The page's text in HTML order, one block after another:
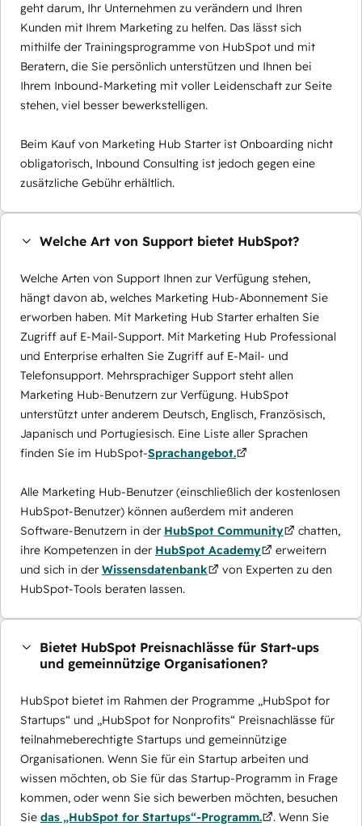
geht darum, Ihr Unternehmen zu verändern und Ihren
Kunden mit Ihrem Marketing zu helfen. Das lässt sich
mithilfe der Trainingsprogramme von HubSpot und mit
Beratern, die Sie persönlich unterstützen und Ihnen bei
Ihrem Inbound-Marketing mit voller Leidenschaft zur Seite
stehen, viel besser bewerkstelligen.
Beim Kauf von Marketing Hub Starter ist Onboarding nicht
obligatorisch, Inbound Consulting ist jedoch gegen eine
zusätzliche Gebühr erhältlich.
Welche Art von Support bietet HubSpot?
Welche Arten von Support Ihnen zur Verfügung stehen,
hängt davon ab, welches Marketing Hub-Abonnement Sie
erworben haben. Mit Marketing Hub Starter erhalten Sie
Zugriff auf E-Mail-Support. Mit Marketing Hub Professional
und Enterprise erhalten Sie Zugriff auf E-Mail- und
Telefonsupport. Mehrsprachiger Support steht allen
Marketing Hub-Benutzern zur Verfügung. HubSpot
unterstützt unter anderem Deutsch, Englisch, Französisch,
Japanisch und Portugiesisch. Eine Liste aller Sprachen
finden Sie im HubSpot-Sprachangebot.
Alle Marketing Hub-Benutzer (einschließlich der kostenlosen
HubSpot-Benutzer) können außerdem mit anderen
Software-Benutzern in der HubSpot Community
chatten,
ihre Kompetenzen in der HubSpot Academy
erweitern
und sich in der Wissensdatenbank
von Experten zu den
HubSpot-Tools beraten lassen.
Bietet HubSpot Preisnachlässe für Start-ups
und gemeinnützige Organisationen?
HubSpot bietet im Rahmen der Programme „HubSpot for
Startups“ und „HubSpot for Nonprofits“ Preisnachlässe für
teilnahmeberechtigte Startups und gemeinnützige
Organisationen. Wenn Sie für ein Startup arbeiten und
wissen möchten, ob Sie für das Startup-Programm in Frage
kommen, oder wenn Sie sich bewerben möchten, besuchen
Sie das „HubSpot for Startups“-Programm.
. Wenn Sie